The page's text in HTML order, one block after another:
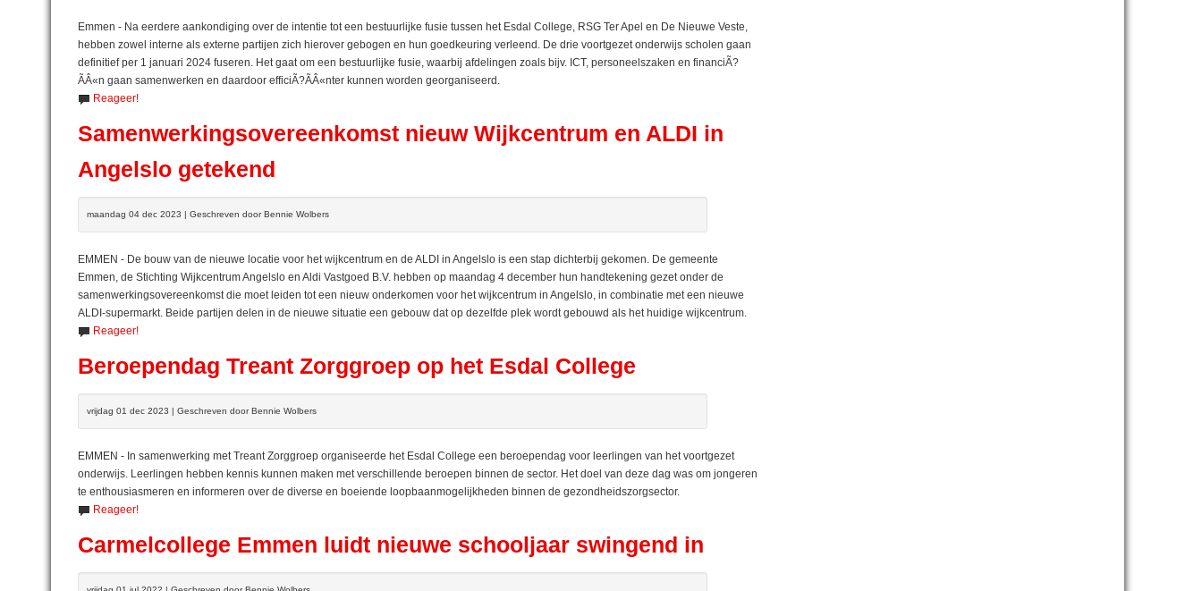
Emmen - Na eerdere aankondiging over de intentie tot een bestuurlijke fusie tussen het Esdal College, RSG Ter Apel en De Nieuwe Veste,
hebben zowel interne als externe partijen zich hierover gebogen en hun goedkeuring verleend. De drie voortgezet onderwijs scholen gaan
definitief per 1 januari 2024 fuseren. Het gaat om een bestuurlijke fusie, waarbij afdelingen zoals bijv. ICT, personeelszaken en financiÃ?
ÃÂ«n gaan samenwerken en daardoor efficiÃ?ÃÂ«nter kunnen worden georganiseerd.
Reageer!
Samenwerkingsovereenkomst nieuw Wijkcentrum en ALDI in
Angelslo getekend
maandag 04 dec 2023 | Geschreven door Bennie Wolbers
EMMEN - De bouw van de nieuwe locatie voor het wijkcentrum en de ALDI in Angelslo is een stap dichterbij gekomen. De gemeente
Emmen, de Stichting Wijkcentrum Angelslo en Aldi Vastgoed B.V. hebben op maandag 4 december hun handtekening gezet onder de
samenwerkingsovereenkomst die moet leiden tot een nieuw onderkomen voor het wijkcentrum in Angelslo, in combinatie met een nieuwe
ALDI-supermarkt. Beide partijen delen in de nieuwe situatie een gebouw dat op dezelfde plek wordt gebouwd als het huidige wijkcentrum.
Reageer!
Beroependag Treant Zorggroep op het Esdal College
vrijdag 01 dec 2023 | Geschreven door Bennie Wolbers
EMMEN - In samenwerking met Treant Zorggroep organiseerde het Esdal College een beroependag voor leerlingen van het voortgezet
onderwijs. Leerlingen hebben kennis kunnen maken met verschillende beroepen binnen de sector. Het doel van deze dag was om jongeren
te enthousiasmeren en informeren over de diverse en boeiende loopbaanmogelijkheden binnen de gezondheidszorgsector.
Reageer!
Carmelcollege Emmen luidt nieuwe schooljaar swingend in